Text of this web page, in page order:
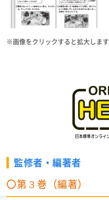
※画像をクリックすると拡大します
監修者・編著者
〇第３巻（編著）